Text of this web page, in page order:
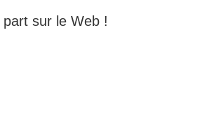
part sur le Web !